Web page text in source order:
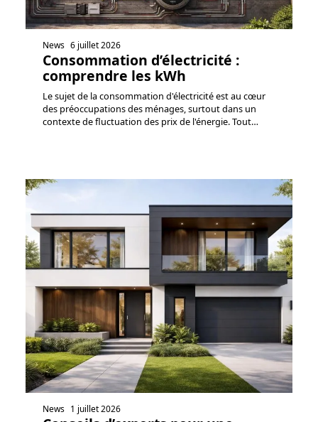
News 6 juillet 2026
Consommation d’électricité :
comprendre les kWh
Le sujet de la consommation d'électricité est au cœur
des préoccupations des ménages, surtout dans un
contexte de fluctuation des prix de l'énergie. Tout…
News 1 juillet 2026